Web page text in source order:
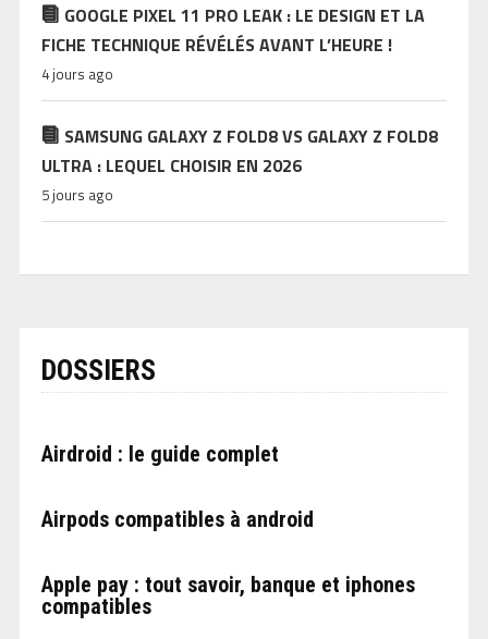
GOOGLE PIXEL 11 PRO LEAK : LE DESIGN ET LA
FICHE TECHNIQUE RÉVÉLÉS AVANT L’HEURE !
4 jours ago
SAMSUNG GALAXY Z FOLD8 VS GALAXY Z FOLD8
ULTRA : LEQUEL CHOISIR EN 2026
5 jours ago
DOSSIERS
Airdroid : le guide complet
Airpods compatibles à android
Apple pay : tout savoir, banque et iphones
compatibles